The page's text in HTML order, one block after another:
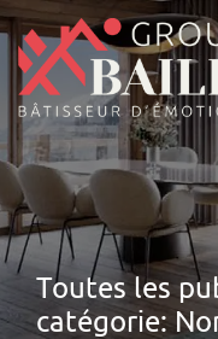
Toutes les
catégorie: